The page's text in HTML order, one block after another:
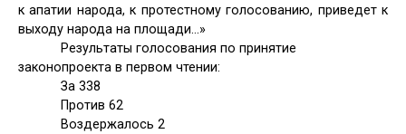
к апатии народа, к протестному голосованию, приведет к
выходу народа на площади…»
Результаты голосования по принятие
законопроекта в первом чтении:
За 338
Против 62
Воздержалось 2